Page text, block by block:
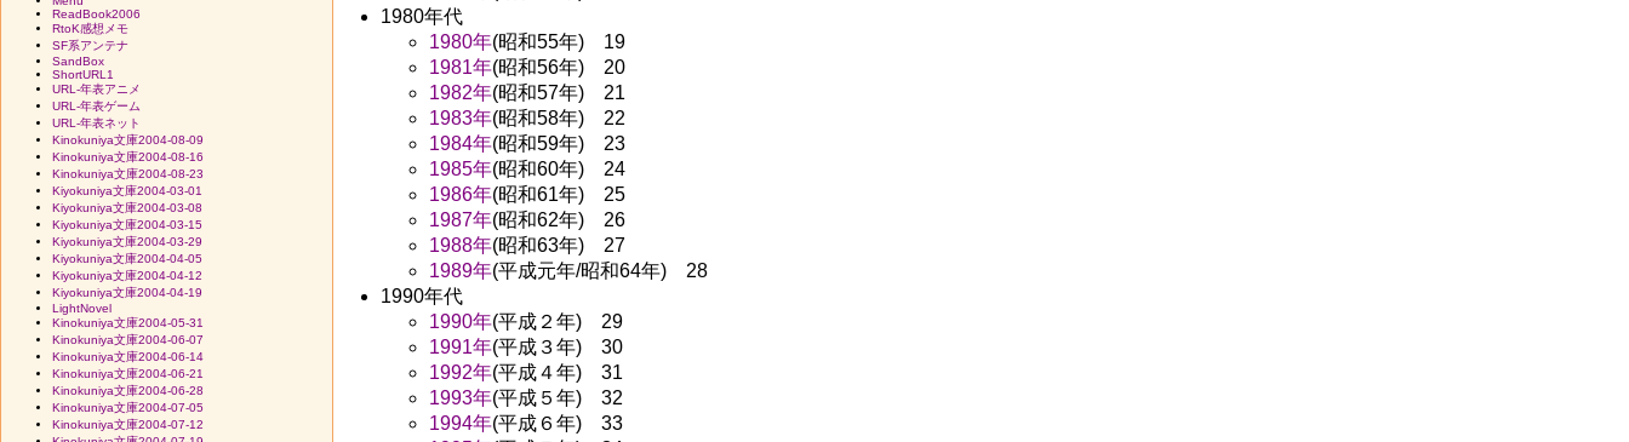
1980年代
1980年(昭和55年) 19
1981年(昭和56年) 20
1982年(昭和57年) 21
1983年(昭和58年) 22
1984年(昭和59年) 23
1985年(昭和60年) 24
1986年(昭和61年) 25
1987年(昭和62年) 26
1988年(昭和63年) 27
1989年(平成元年/昭和64年) 28
1990年代
1990年(平成２年) 29
1991年(平成３年) 30
1992年(平成４年) 31
1993年(平成５年) 32
1994年(平成６年) 33
ReadBook2006
RtoK感想メモ
SF系アンテナ
SandBox
ShortURL1
URL-年表アニメ
URL-年表ゲーム
URL-年表ネット
Kinokuniya文庫2004-08-09
Kinokuniya文庫2004-08-16
Kinokuniya文庫2004-08-23
Kiyokuniya文庫2004-03-01
Kiyokuniya文庫2004-03-08
Kiyokuniya文庫2004-03-15
Kiyokuniya文庫2004-03-29
Kiyokuniya文庫2004-04-05
Kiyokuniya文庫2004-04-12
Kiyokuniya文庫2004-04-19
LightNovel
Kinokuniya文庫2004-05-31
Kinokuniya文庫2004-06-07
Kinokuniya文庫2004-06-14
Kinokuniya文庫2004-06-21
Kinokuniya文庫2004-06-28
Kinokuniya文庫2004-07-05
Kinokuniya文庫2004-07-12